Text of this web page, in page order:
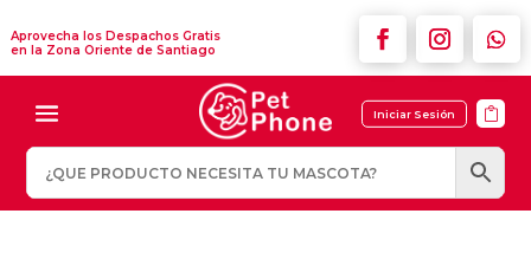
Aprovecha los Despachos Gratis
en la Zona Oriente de Santiago
Iniciar Sesión 